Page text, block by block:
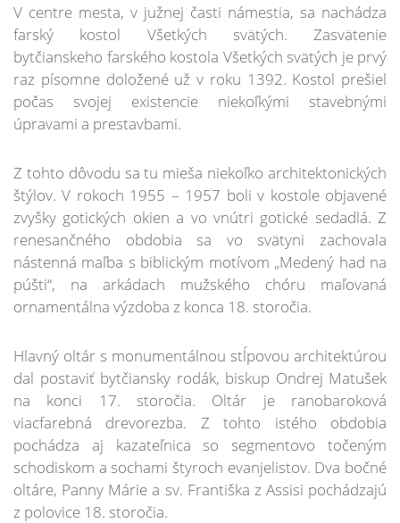
V centre mesta, v južnej časti námestia, sa nachádza
farský kostol Všetkých svätých. Zasvätenie
bytčianskeho farského kostola Všetkých svätých je prvý
raz písomne doložené už v roku 1392. Kostol prešiel
počas svojej existencie niekoľkými stavebnými
úpravami a prestavbami.
Z tohto dôvodu sa tu mieša niekoľko architektonických
štýlov. V rokoch 1955 – 1957 boli v kostole objavené
zvyšky gotických okien a vo vnútri gotické sedadlá. Z
renesančného obdobia sa vo svätyni zachovala
nástenná maľba s biblickým motívom „Medený had na
púšti“, na arkádach mužského chóru maľovaná
ornamentálna výzdoba z konca 18. storočia.
Hlavný oltár s monumentálnou stĺpovou architektúrou
dal postaviť bytčiansky rodák, biskup Ondrej Matušek
na konci 17. storočia. Oltár je ranobaroková
viacfarebná drevorezba. Z tohto istého obdobia
pochádza aj kazateľnica so segmentovo točeným
schodiskom a sochami štyroch evanjelistov. Dva bočné
oltáre, Panny Márie a sv. Františka z Assisi pochádzajú
z polovice 18. storočia.